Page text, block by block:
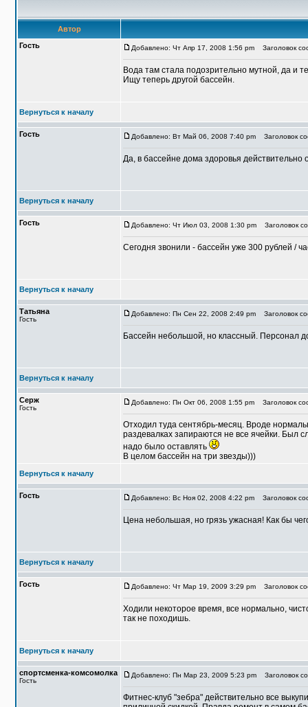
Автор
Гость
Добавлено: Чт Апр 17, 2008 1:56 pm Заголовок
Вода там стала подозрительно мутной, да и
Ищу теперь другой бассейн.
Вернуться к началу
Гость Добавлено: Вт Май 06, 2008 7:40 pm Заголовок
Да, в бассейне дома здоровья
Вернуться к началу
Гость Добавлено: Чт Июл 03, 2008 1:30 pm Заголовок
Сегодня звонили - бассейн уже 300 рублей /
Вернуться к началу
Татьяна
Гость
Добавлено: Пн Сен 22, 2008 2:49 pm Заголовок
Бассейн небольшой, но классный. Персонал
Вернуться к началу
Серж
Гость
Добавлено: Пн Окт 06, 2008 1:55 pm Заголовок
Отходил туда сентябрь-месяц. Вроде
раздевалках запираются не все ячейки. Был
надо было оставлять
В целом бассейн на три звезды)))
Вернуться к началу
Гость Добавлено: Вс Ноя 02, 2008 4:22 pm Заголовок
Цена небольшая, но грязь ужасная! Как бы
Вернуться к началу
Гость Добавлено: Чт Мар 19, 2009 3:29 pm Заголовок
Ходили некоторое время, все нормально,
так не походишь.
Вернуться к началу
спортсменка-комсомолка
Гость
Добавлено: Пн Мар 23, 2009 5:23 pm Заголовок
Фитнес-клуб "зебра" действительно все